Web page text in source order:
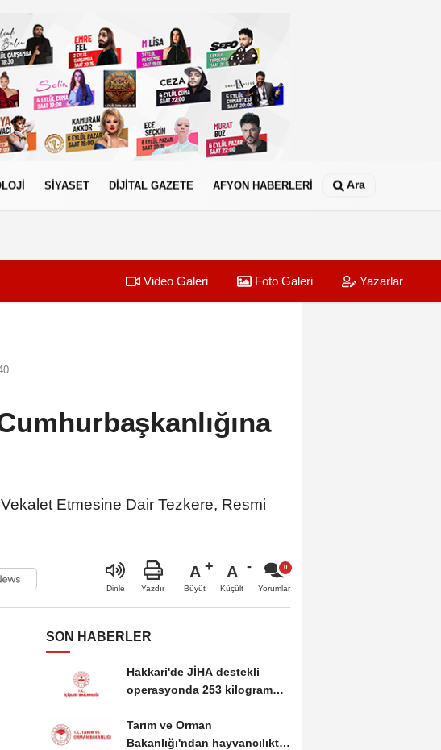
SİYASET DİJİTAL GAZETE AFYON HABERLERİ Ara
Video Galeri Foto Galeri Yazarlar
Vekalet Etmesine Dair Tezkere, Resmi
Dinle Yazdır
A
Büyüt
A
Küçült Yorumlar
SON HABERLER
Hakkari'de JİHA destekli
operasyonda 253 kilogram
Tarım ve Orman
Bakanlığı'ndan hayvancılıkta